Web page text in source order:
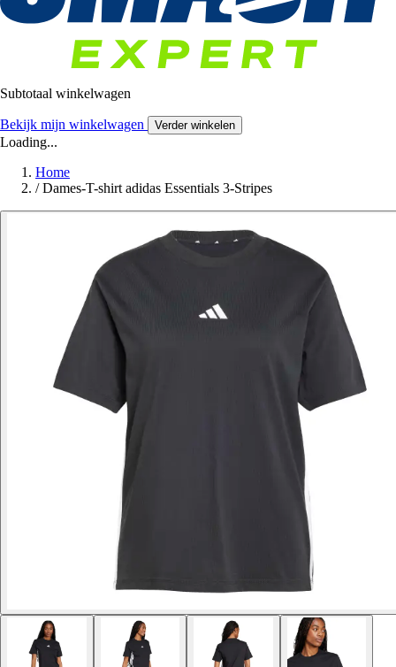
Subtotaal winkelwagen
Bekijk mijn winkelwagen Verder winkelen
Loading...
Home
/ Dames-T-shirt adidas Essentials 3-Stripes